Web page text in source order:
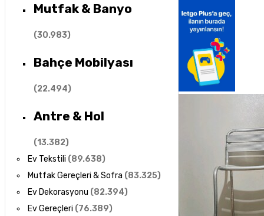
Mutfak & Banyo
(30.983)
Bahçe Mobilyası
(22.494)
Antre & Hol
(13.382)
Ev Tekstili (89.638)
Mutfak Gereçleri & Sofra (83.325)
Ev Dekorasyonu (82.394)
Ev Gereçleri (76.389)